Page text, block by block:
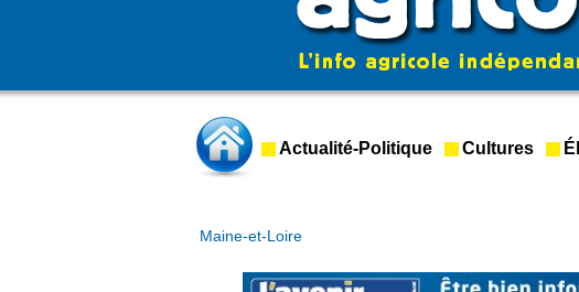
Actualité-Politique Cultures
Maine-et-Loire